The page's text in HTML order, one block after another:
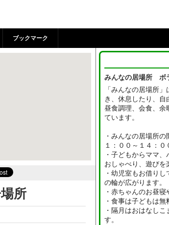
江市市民活動支援
ブックマーク
所
みんなの居場所 ボ
「みんなの居場所
き、休息したり、自
昼食調理、会食、余
ています。
・みんなの居場所
１：００～１４：０
・子どもからママ
おしゃべり、遊びを
・幼児室もお借り
の輪が広がります。
・赤ちゃんのお昼寝
・食事は子どもは無
・隔月はおはなし
す。